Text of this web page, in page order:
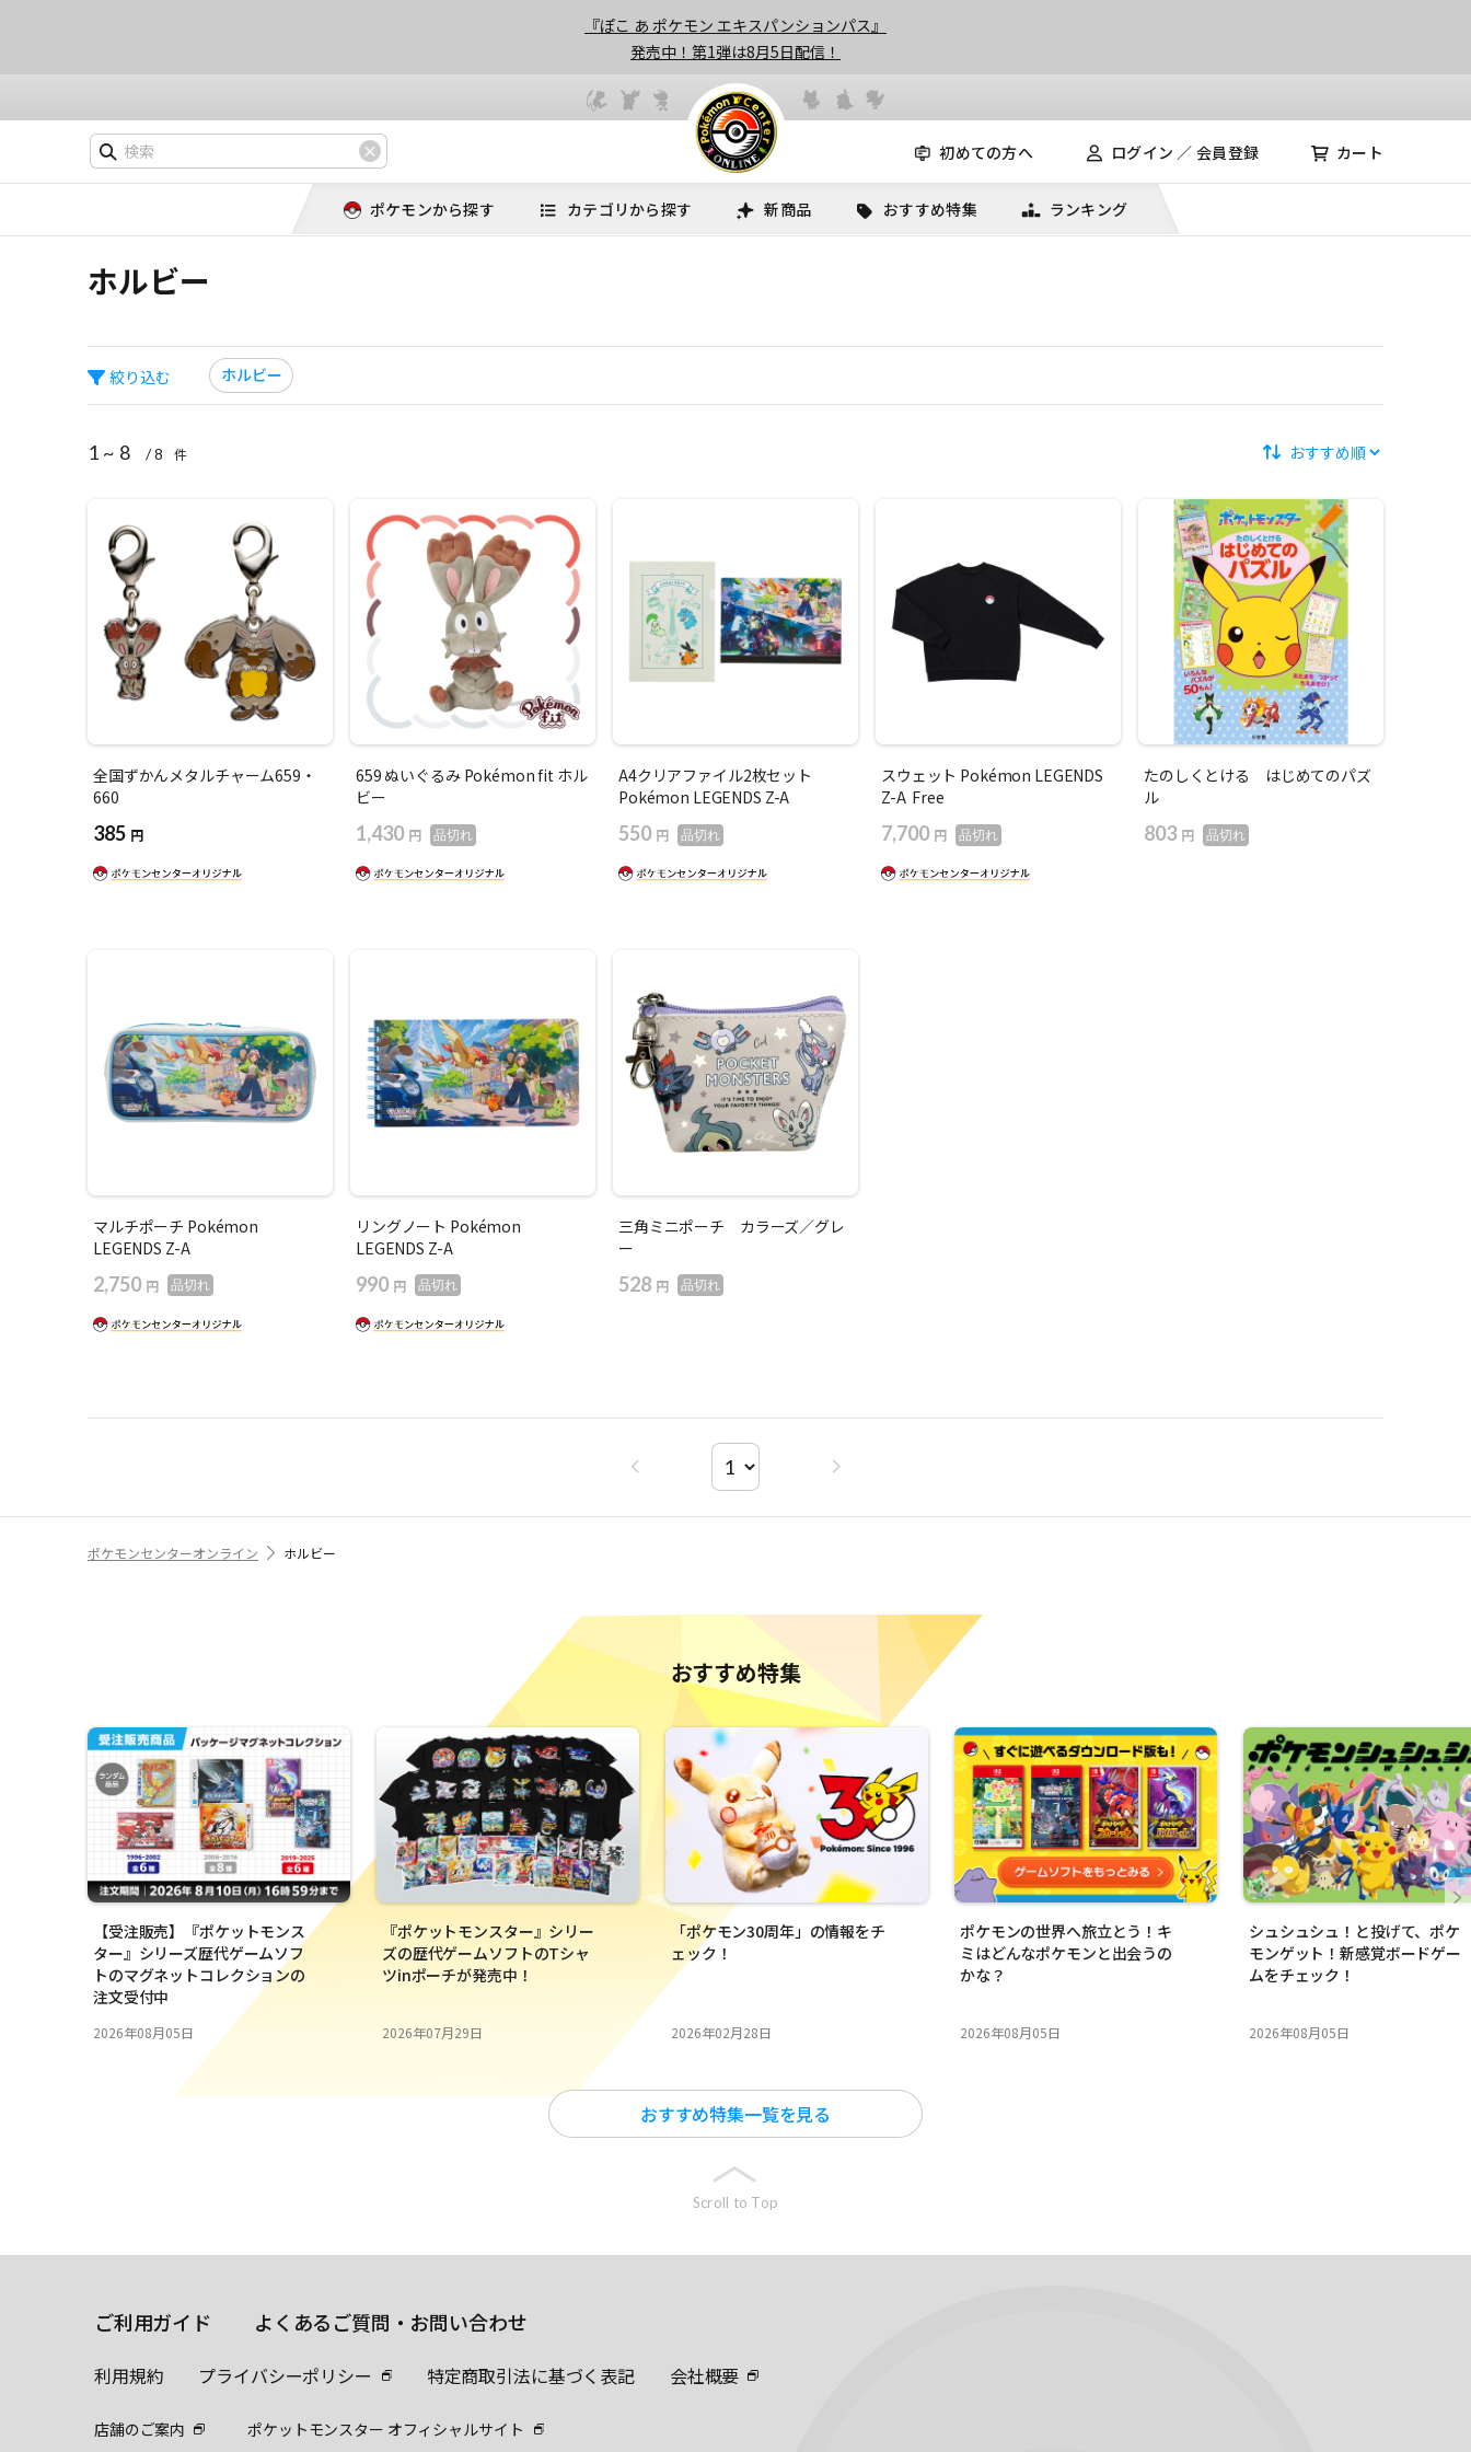
『ぽこ あ ポケモン エキスパンションパス』
発売中！第1弾は8月5日配信！
初めての方へ ログイン ／ 会員登録 カート
ポケモンから探す カテゴリから探す 新商品 おすすめ特集 ランキング
ホルビー
絞り込む ホルビー
1 ~ 8 / 8 件
全国ずかんメタルチャーム659・
660
385 円
659 ぬいぐるみ Pokémon fit ホル
ビー
1,430 円 品切れ
A4クリアファイル2枚セット
Pokémon LEGENDS Z-A
550 円 品切れ
スウェット Pokémon LEGENDS
Z-A Free
7,700 円 品切れ
たのしくとける はじめてのパズ
ル
803 円 品切れ
マルチポーチ Pokémon
LEGENDS Z-A
2,750 円 品切れ
リングノート Pokémon
LEGENDS Z-A
990 円 品切れ
三角ミニポーチ カラーズ／グレ
ー
528 円 品切れ
ポケモンセンターオンライン ホルビー
おすすめ特集
【受注販売】『ポケットモンス
ター』シリーズ歴代ゲームソフ
トのマグネットコレクションの
注文受付中
2026年08月05日
『ポケットモンスター』シリー
ズの歴代ゲームソフトのTシャ
ツinポーチが発売中！
2026年07月29日
「ポケモン30周年」の情報をチ
ェック！
2026年02月28日
ポケモンの世界へ旅立とう！キ
ミはどんなポケモンと出会うの
かな？
2026年08月05日
シュシュシュ！と投げて、ポケ
モンゲット！新感覚ボードゲー
ムをチェック！
2026年08月05日
おすすめ特集一覧を見る
Scroll to Top
ご利用ガイド よくあるご質問・お問い合わせ
利用規約 プライバシーポリシー 特定商取引法に基づく表記 会社概要
店舗のご案内 ポケットモンスター オフィシャルサイト